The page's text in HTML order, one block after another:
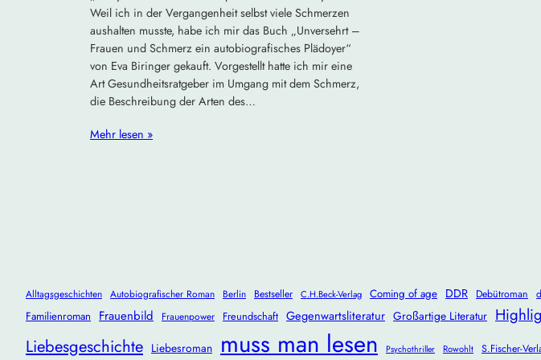
Weil ich in der Vergangenheit selbst viele Schmerzen
aushalten musste, habe ich mir das Buch „Unversehrt –
Frauen und Schmerz ein autobiografisches Plädoyer“
von Eva Biringer gekauft. Vorgestellt hatte ich mir eine
Art Gesundheitsratgeber im Umgang mit dem Schmerz,
die Beschreibung der Arten des…
Mehr lesen »
Alltagsgeschichten Autobiografischer Roman Berlin Bestseller C.H.Beck-Verlag Coming of age DDR Debütroman
Familienroman Frauenbild Frauenpower Freundschaft Gegenwartsliteratur Großartige Literatur
Liebesgeschichte Liebesroman muss man lesen Psychothriller Rowohlt S.Fischer-